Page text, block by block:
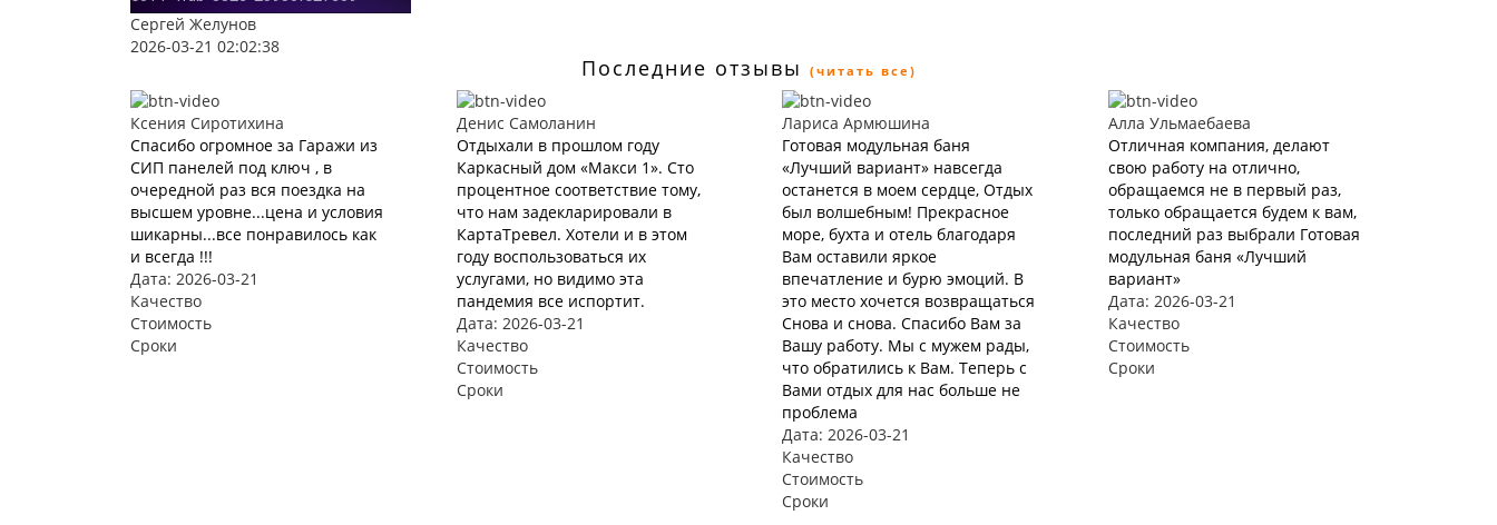
Сергей Желунов
2026-03-21 02:02:38
Последние отзывы (читать все)
Ксения Сиротихина
Спасибо огромное за Гаражи из
СИП панелей под ключ , в
очередной раз вся поездка на
высшем уровне...цена и условия
шикарны...все понравилось как
и всегда !!!
Дата: 2026-03-21
Качество
Стоимость
Сроки
Денис Самоланин
Отдыхали в прошлом году
Каркасный дом «Макси 1». Сто
процентное соответствие тому,
что нам задекларировали в
КартаТревел. Хотели и в этом
году воспользоваться их
услугами, но видимо эта
пандемия все испортит.
Дата: 2026-03-21
Качество
Стоимость
Сроки
Лариса Армюшина
Готовая модульная баня
«Лучший вариант» навсегда
останется в моем сердце, Отдых
был волшебным! Прекрасное
море, бухта и отель благодаря
Вам оставили яркое
впечатление и бурю эмоций. В
это место хочется возвращаться
Снова и снова. Спасибо Вам за
Вашу работу. Мы с мужем рады,
что обратились к Вам. Теперь с
Вами отдых для нас больше не
проблема
Дата: 2026-03-21
Качество
Стоимость
Сроки
Алла Ульмаебаева
Отличная компания, делают
свою работу на отлично,
обращаемся не в первый раз,
только обращается будем к вам,
последний раз выбрали Готовая
модульная баня «Лучший
вариант»
Дата: 2026-03-21
Качество
Стоимость
Сроки